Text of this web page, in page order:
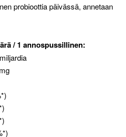
probioottia päivässä, annetaan
/ 1 annospussillinen: